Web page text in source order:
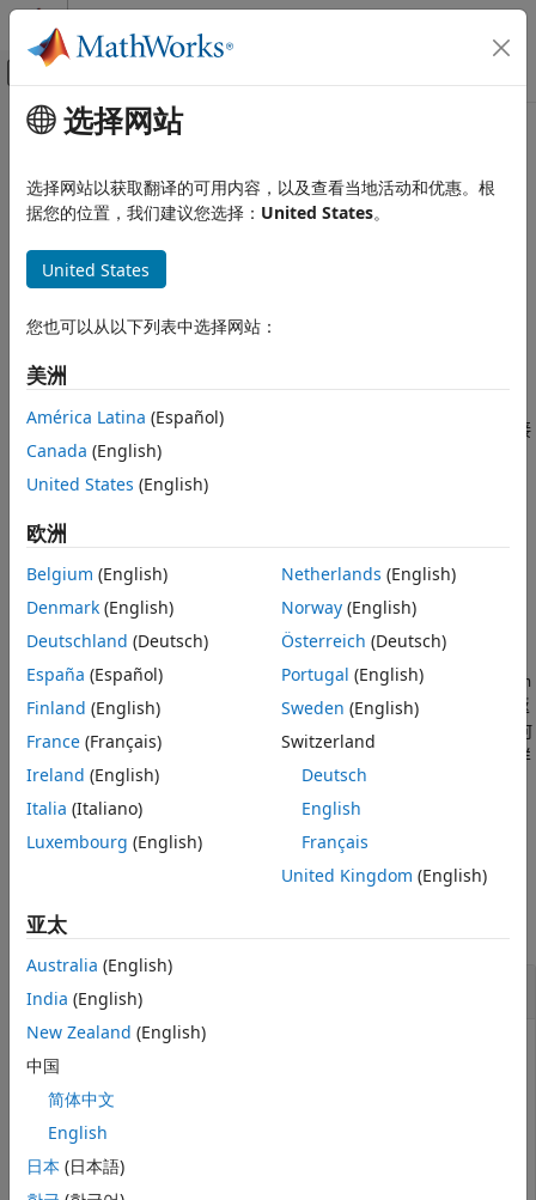
跳到内容
画布外导航菜单切换
文档主页
语言基础知识
数据类型
字符和字符串
本页内容
语法
描述
示例
输入参量
输出参量
扩展功能
版本历史记录
主要内容
convertStringsToChars
将字符串数组转换为字符数组，其他数组不变
全页折叠
语法
B = convertStringsToChars(A)
说明
处理您自己的代码时，可以使用
使代码接
受字符串输入。这样，您无需再对您编写的代码进行任何其他更
改，即可使用字符数组。
如果
换为字符向量或字符向量元胞数组。否则，
convertStringsToChars 将按原样返回A 。
示例
[B1,...,Bn] = convertStringsToChars(A1,...,An) A1,...,An
中的任何字符串数组转换为字符向量或字符向量元胞数组，然后返
回它们作为
B1,...,Bn 中对应的输出参量。如果
的任何
参量包含其他任何数据类型，则
会按原样
返回这些数据。
全部折叠
将字符串数组转换为字符数组
str =
选择网站
选择网站以获取翻译的可用内容，以及查看当地活动和优惠。根
据您的位置，我们建议您选择： United States。
United States
您也可以从以下列表中选择网站：
美洲
América Latina (Español)
Canada (English)
United States (English)
欧洲
Belgium (English)
Denmark (English)
Deutschland (Deutsch)
España (Español)
Finland (English)
France (Français)
Ireland (English)
Italia (Italiano)
Luxembourg (English)
Netherlands (English)
Norway(English)
Österreich (Deutsch)
Portugal (English)
Sweden (English)
Switzerland
Deutsch
English
Français
United Kingdom (English)
亚太
Australia (English)
India (English)
New Zealand (English)
中国
简体中文
English
日本 (日本語)